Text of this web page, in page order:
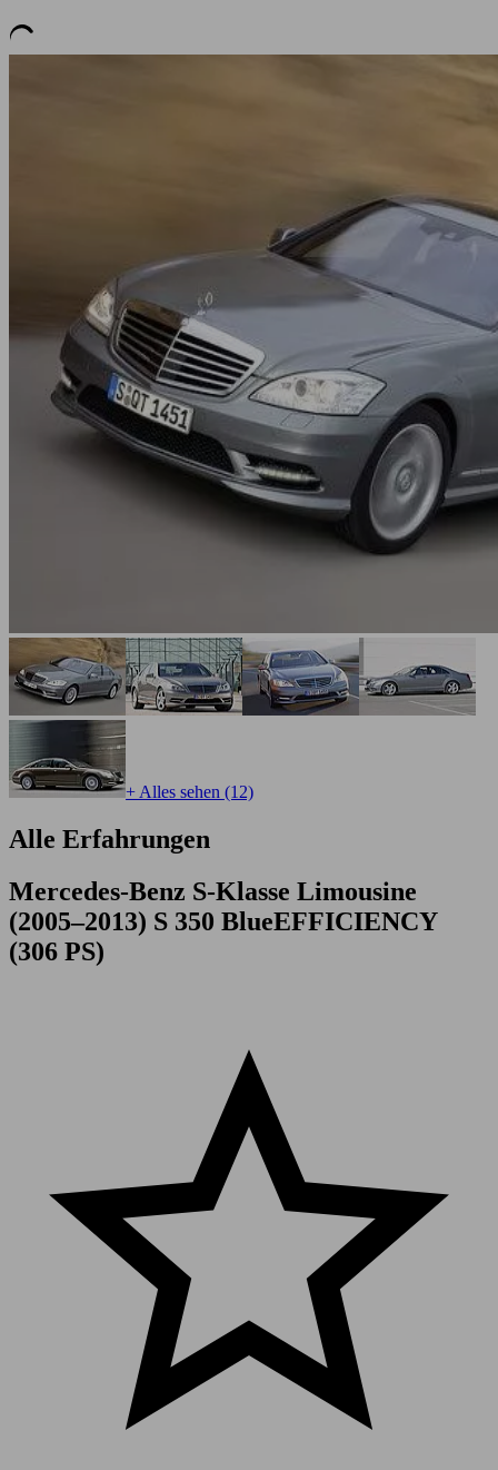
+ Alles sehen (12)
Alle Erfahrungen
Mercedes-Benz S-Klasse Limousine
(2005–2013) S 350 BlueEFFICIENCY
(306 PS)